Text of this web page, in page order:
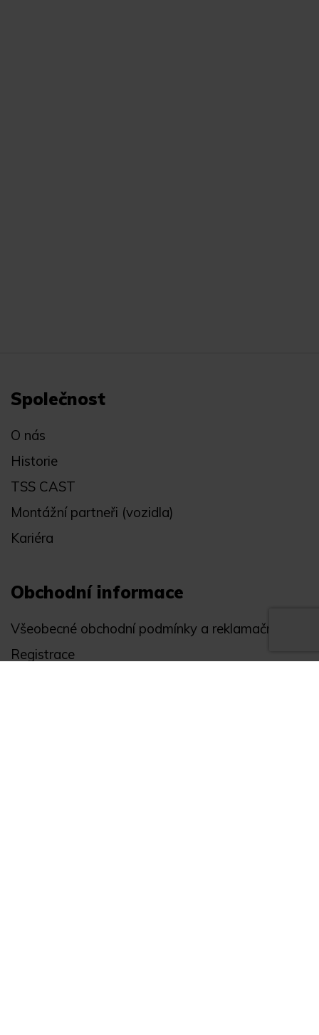
Společnost
O nás
Historie
TSS CAST
Montážní partneři (vozidla)
Kariéra
Obchodní informace
Všeobecné obchodní podmínky a reklamační řád
Registrace